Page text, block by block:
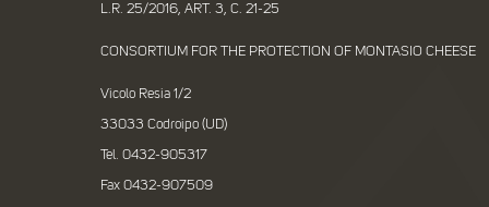
L.R. 25/2016, ART. 3, C. 21-25
CONSORTIUM FOR THE PROTECTION OF MONTASIO CHEESE
Vicolo Resia 1/2
33033 Codroipo (UD)
Tel. 0432-905317
Fax 0432-907509